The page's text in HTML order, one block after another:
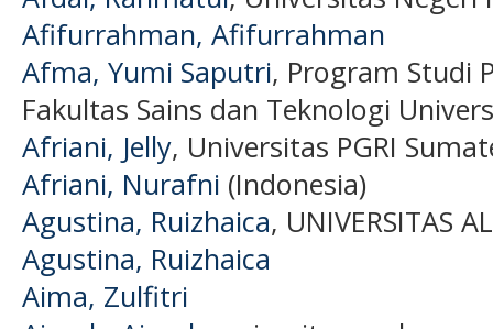
Afifurrahman, Afifurrahman
Afma, Yumi Saputri, Program Studi
Fakultas Sains dan Teknologi
Afriani, Jelly, Universitas PGRI
Afriani, Nurafni (Indonesia)
Agustina, Ruizhaica, UNIVERSITAS
Agustina, Ruizhaica
Aima, Zulfitri